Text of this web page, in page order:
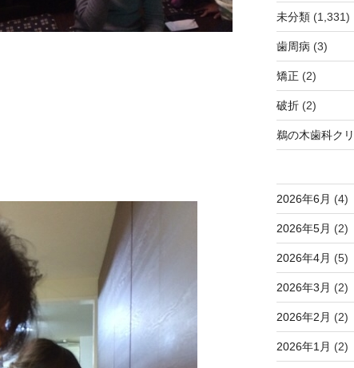
未分類(1,331)
歯周病 (3)
矯正 (2)
破折(2)
鵜の木歯科ク
2026年6月 (4)
2026年5月 (2)
2026年4月 (5)
2026年3月 (2)
2026年2月 (2)
2026年1月 (2)